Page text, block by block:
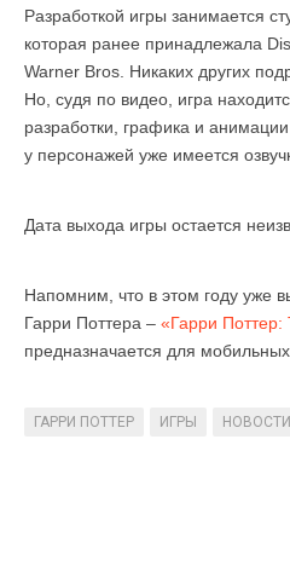
Разработкой игры занимается
которая ранее принадлежала
Warner Bros. Никаких других
Но, судя по видео, игра
разработки, графика и
у персонажей уже имеется
Дата выхода игры остается
Напомним, что в этом году уже
Гарри Поттера – «Гарри Поттер:
предназначается для
ГАРРИ ПОТТЕР ИГРЫ НОВОСТИ